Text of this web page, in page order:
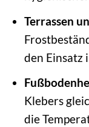
Terrassen
den Einsatz
Klebers
die